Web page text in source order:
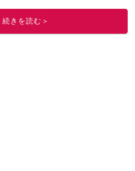
続きを読む＞